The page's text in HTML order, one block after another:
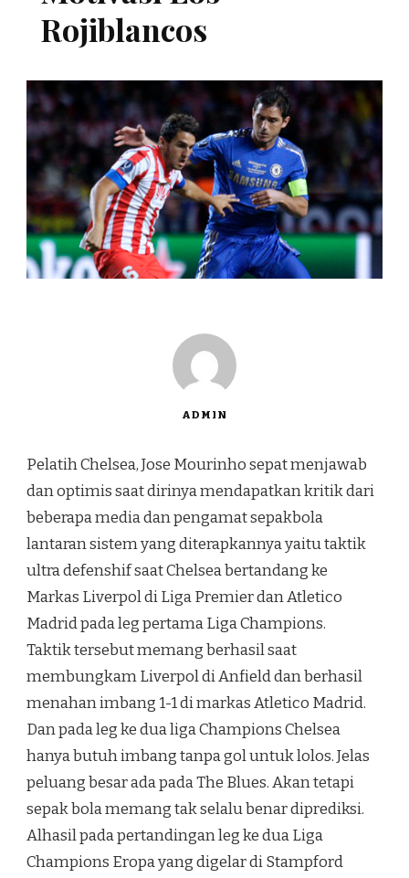
Rojiblancos
ADMIN
Pelatih Chelsea, Jose Mourinho sepat menjawab
dan optimis saat dirinya mendapatkan kritik dari
beberapa media dan pengamat sepakbola
lantaran sistem yang diterapkannya yaitu taktik
ultra defenshif saat Chelsea bertandang ke
Markas Liverpol di Liga Premier dan Atletico
Madrid pada leg pertama Liga Champions.
Taktik tersebut memang berhasil saat
membungkam Liverpol di Anfield dan berhasil
menahan imbang 1-1 di markas Atletico Madrid.
Dan pada leg ke dua liga Champions Chelsea
hanya butuh imbang tanpa gol untuk lolos. Jelas
peluang besar ada pada The Blues. Akan tetapi
sepak bola memang tak selalu benar diprediksi.
Alhasil pada pertandingan leg ke dua Liga
Champions Eropa yang digelar di Stampford